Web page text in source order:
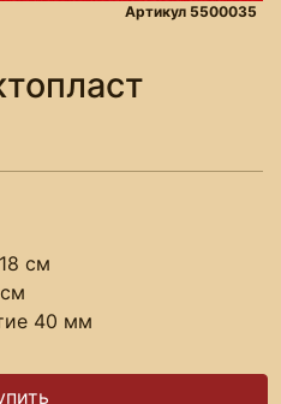
Артикул 5500035
см
40 мм